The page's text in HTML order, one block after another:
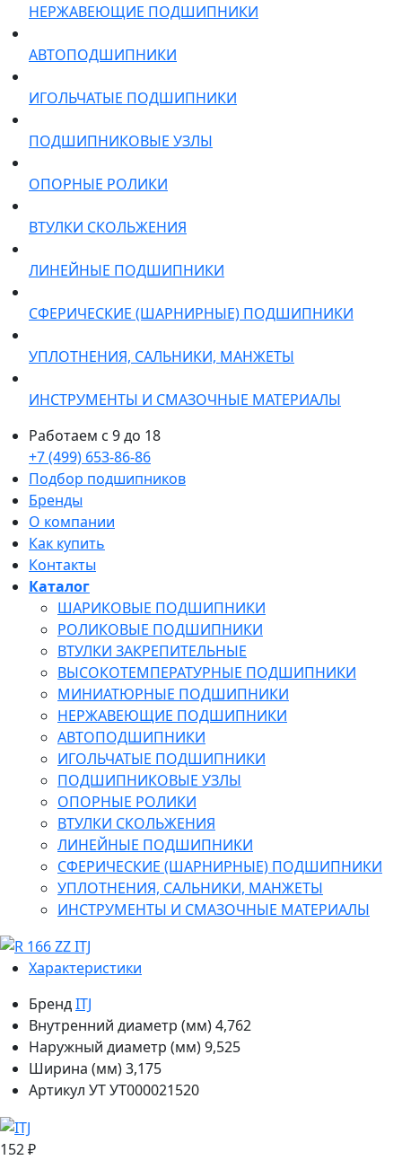
НЕРЖАВЕЮЩИЕ ПОДШИПНИКИ
АВТОПОДШИПНИКИ
ИГОЛЬЧАТЫЕ ПОДШИПНИКИ
ПОДШИПНИКОВЫЕ УЗЛЫ
ОПОРНЫЕ РОЛИКИ
ВТУЛКИ СКОЛЬЖЕНИЯ
ЛИНЕЙНЫЕ ПОДШИПНИКИ
СФЕРИЧЕСКИЕ (ШАРНИРНЫЕ) ПОДШИПНИКИ
УПЛОТНЕНИЯ, САЛЬНИКИ, МАНЖЕТЫ
ИНСТРУМЕНТЫ И СМАЗОЧНЫЕ МАТЕРИАЛЫ
Работаем с 9 до 18
+7 (499) 653-86-86
Подбор подшипников
Бренды
О компании
Как купить
Контакты
Каталог
ШАРИКОВЫЕ ПОДШИПНИКИ
РОЛИКОВЫЕ ПОДШИПНИКИ
ВТУЛКИ ЗАКРЕПИТЕЛЬНЫЕ
ВЫСОКОТЕМПЕРАТУРНЫЕ ПОДШИПНИКИ
МИНИАТЮРНЫЕ ПОДШИПНИКИ
НЕРЖАВЕЮЩИЕ ПОДШИПНИКИ
АВТОПОДШИПНИКИ
ИГОЛЬЧАТЫЕ ПОДШИПНИКИ
ПОДШИПНИКОВЫЕ УЗЛЫ
ОПОРНЫЕ РОЛИКИ
ВТУЛКИ СКОЛЬЖЕНИЯ
ЛИНЕЙНЫЕ ПОДШИПНИКИ
СФЕРИЧЕСКИЕ (ШАРНИРНЫЕ) ПОДШИПНИКИ
УПЛОТНЕНИЯ, САЛЬНИКИ, МАНЖЕТЫ
ИНСТРУМЕНТЫ И СМАЗОЧНЫЕ МАТЕРИАЛЫ
Характеристики
БрендITJ
Внутренний диаметр (мм)4,762
Наружный диаметр (мм)9,525
Ширина (мм)3,175
Артикул УТУТ000021520
152 ₽